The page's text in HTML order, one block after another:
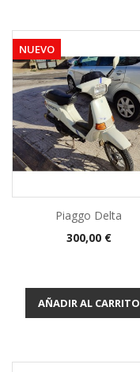
NUEVO
Piaggo Delta
Precio
300,00 €
AÑADIR AL CARRITO